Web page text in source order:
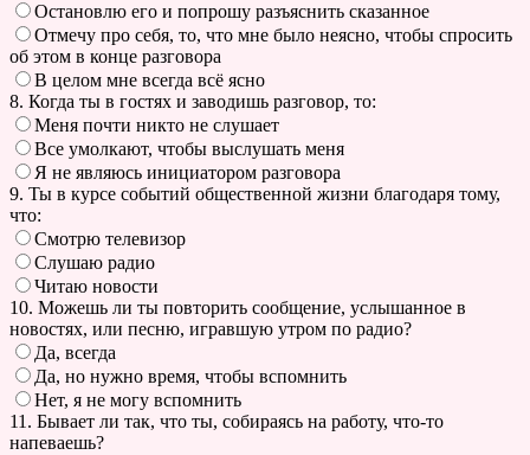
Остановлю его и попрошу разъяснить сказанное
Отмечу про себя, то, что мне было неясно, чтобы спросить
об этом в конце разговора
В целом мне всегда всё ясно
8. Когда ты в гостях и заводишь разговор, то:
Меня почти никто не слушает
Все умолкают, чтобы выслушать меня
Я не являюсь инициатором разговора
9. Ты в курсе событий общественной жизни благодаря тому,
что:
Смотрю телевизор
Слушаю радио
Читаю новости
10. Можешь ли ты повторить сообщение, услышанное в
новостях, или песню, игравшую утром по радио?
Да, всегда
Да, но нужно время, чтобы вспомнить
Нет, я не могу вспомнить
11. Бывает ли так, что ты, собираясь на работу, что-то
напеваешь?